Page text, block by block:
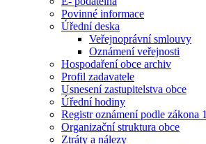
Povinné informace
Úřední deska
Veřejnoprávní smlouvy
Oznámení veřejnosti
Hospodaření obce archiv
Profil zadavatele
Usnesení zastupitelstva obce
Úřední hodiny
Registr oznámení podle zákona
Organizační struktura obce
Ztráty a nálezy